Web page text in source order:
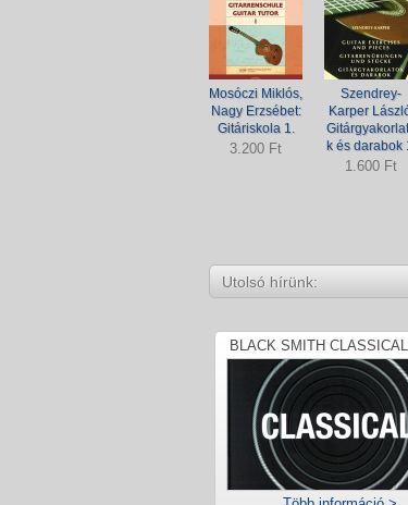
Mosóczi Miklós,
Nagy Erzsébet:
Gitáriskola 1.
3.200 Ft
Szendrey-
Karper
k és darabok
1.600 Ft
Utolsó hírünk:
BLACK SMITH